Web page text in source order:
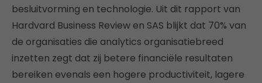
besluitvorming en technologie. Uit dit rapport van
Hardvard Business Review en SAS blijkt dat 70% van
de organisaties die analytics organisatiebreed
inzetten zegt dat zij betere financiële resultaten
bereiken evenals een hogere productiviteit, lagere